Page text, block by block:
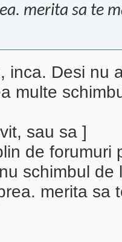
merita sa te
inca. Desi nu
multe
sau sa ]
de forumuri
schimbul
merita sa